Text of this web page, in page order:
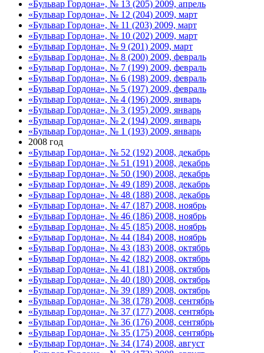
«Бульвар Гордона», № 13 (205) 2009, апрель
«Бульвар Гордона», № 12 (204) 2009, март
«Бульвар Гордона», № 11 (203) 2009, март
«Бульвар Гордона», № 10 (202) 2009, март
«Бульвар Гордона», № 9 (201) 2009, март
«Бульвар Гордона», № 8 (200) 2009, февраль
«Бульвар Гордона», № 7 (199) 2009, февраль
«Бульвар Гордона», № 6 (198) 2009, февраль
«Бульвар Гордона», № 5 (197) 2009, февраль
«Бульвар Гордона», № 4 (196) 2009, январь
«Бульвар Гордона», № 3 (195) 2009, январь
«Бульвар Гордона», № 2 (194) 2009, январь
«Бульвар Гордона», № 1 (193) 2009, январь
2008 год
«Бульвар Гордона», № 52 (192) 2008, декабрь
«Бульвар Гордона», № 51 (191) 2008, декабрь
«Бульвар Гордона», № 50 (190) 2008, декабрь
«Бульвар Гордона», № 49 (189) 2008, декабрь
«Бульвар Гордона», № 48 (188) 2008, декабрь
«Бульвар Гордона», № 47 (187) 2008, ноябрь
«Бульвар Гордона», № 46 (186) 2008, ноябрь
«Бульвар Гордона», № 45 (185) 2008, ноябрь
«Бульвар Гордона», № 44 (184) 2008, ноябрь
«Бульвар Гордона», № 43 (183) 2008, октябрь
«Бульвар Гордона», № 42 (182) 2008, октябрь
«Бульвар Гордона», № 41 (181) 2008, октябрь
«Бульвар Гордона», № 40 (180) 2008, октябрь
«Бульвар Гордона», № 39 (189) 2008, октябрь
«Бульвар Гордона», № 38 (178) 2008, сентябрь
«Бульвар Гордона», № 37 (177) 2008, сентябрь
«Бульвар Гордона», № 36 (176) 2008, сентябрь
«Бульвар Гордона», № 35 (175) 2008, сентябрь
«Бульвар Гордона», № 34 (174) 2008, август